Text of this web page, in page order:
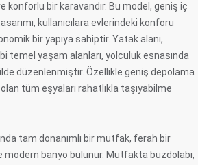
konforlu bir karavandır. Bu model, geniş iç
kullanıcılara evlerindeki konforu
bir yapıya sahiptir. Yatak alanı,
temel yaşam alanları, yolculuk esnasında
düzenlenmiştir. Özellikle geniş depolama
tüm eşyaları rahatlıkla taşıyabilme
tam donanımlı bir mutfak, ferah bir
banyo bulunur. Mutfakta buzdolabı,